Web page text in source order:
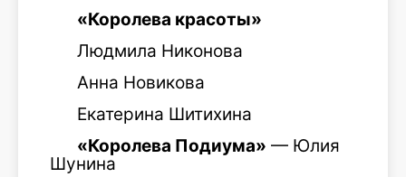
«Королева красоты»
Людмила Никонова
Анна Новикова
Екатерина Шитихина
«Королева Подиума» — Юлия
Шунина